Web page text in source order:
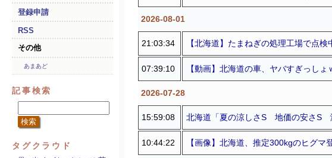
登録申請
RSS
その他
あまあど
記事検索
タグクラウド
2026-08-01
21:03:34 【北海道】たまねぎの処理工場で
07:39:10 【動画】北海道の車、ヤバすぎっしょ
2026-07-28
15:59:08 北海道「夏の涼しさS 地価の安さ
10:44:22 【画像】北海道、推定300kgのヒグ